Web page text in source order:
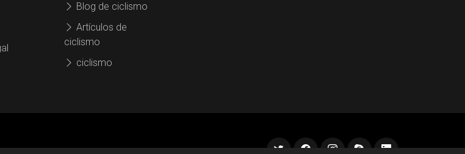
Blog de ciclismo
Artículos de
ciclismo
ciclismo